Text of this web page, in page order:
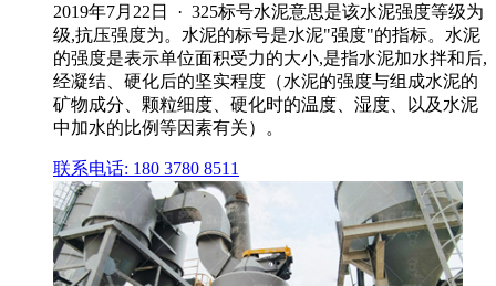
2019年7月22日 · 325标号水泥意思是该水泥强度等级为
级,抗压强度为。水泥的标号是水泥"强度"的指标。水泥
的强度是表示单位面积受力的大小,是指水泥加水拌和后,
经凝结、硬化后的坚实程度（水泥的强度与组成水泥的
矿物成分、颗粒细度、硬化时的温度、湿度、以及水泥
中加水的比例等因素有关）。
联系电话: 180 3780 8511